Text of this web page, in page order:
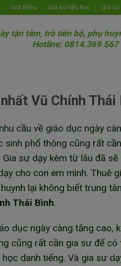
Giới thiệu Gia sư tiểu học Gia sư
tận tâm, trò tiến bộ, phụ
Hotline: 0814.369.567
Vũ Chính Thái
cầu về giáo dục ngày
phổ thông cũng rất
sư dạy kèm từ lâu đã
cho con em mình. Thuê
lại không biết trung
Thái Bình.
dục ngày càng tăng cao,
cũng rất cần gia sư để có
danh tiếng. Và gia sư